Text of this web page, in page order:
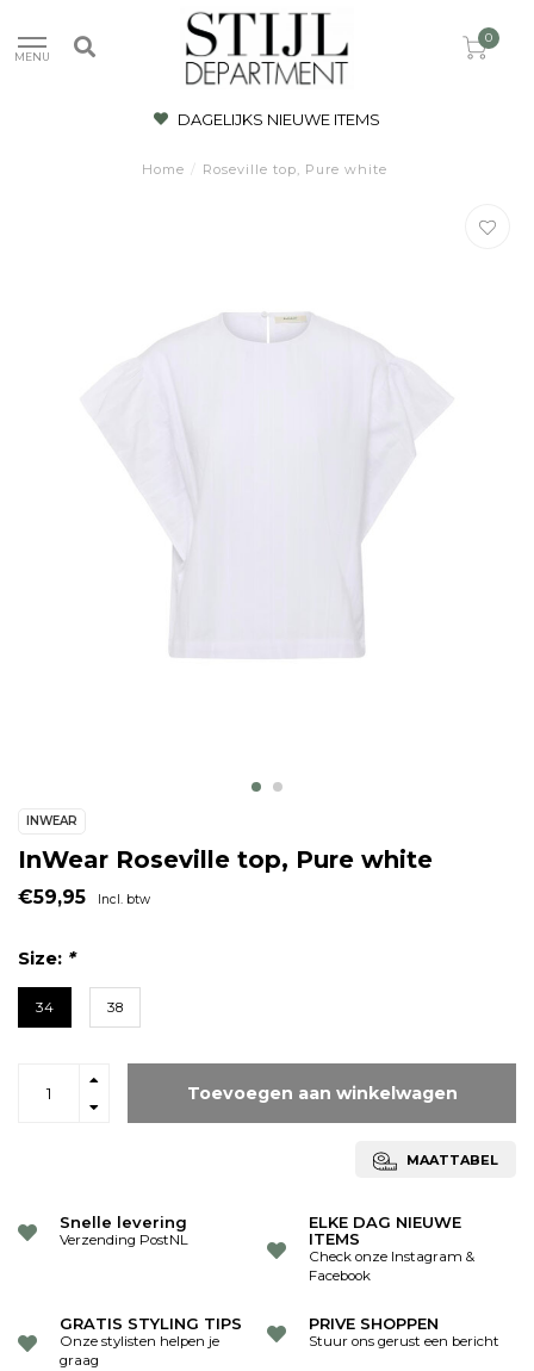
MENU
0
DAGELIJKS NIEUWE ITEMS
Home / Roseville top, Pure white
INWEAR
InWear Roseville top, Pure white
€59,95 Incl. btw
Size: *
34 38
Toevoegen aan winkelwagen
MAATTABEL
Snelle levering
Verzending PostNL
ELKE DAG NIEUWE
ITEMS
Check onze Instagram &
Facebook
GRATIS STYLING TIPS
Onze stylisten helpen je
graag
PRIVE SHOPPEN
Stuur ons gerust een bericht